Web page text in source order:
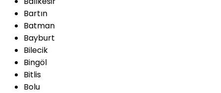
Bartın
Batman
Bayburt
Bilecik
Bingöl
Bitlis
Bolu